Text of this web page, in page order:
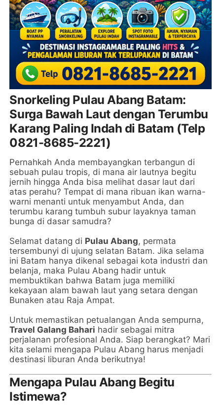
Snorkeling Pulau Abang Batam:
Surga Bawah Laut dengan Terumbu
Karang Paling Indah di Batam (Telp
0821-8685-2221)
Pernahkah Anda membayangkan terbangun di
sebuah pulau tropis, di mana air lautnya begitu
jernih hingga Anda bisa melihat dasar laut dari
atas perahu? Tempat di mana ribuan ikan warna-
warni menanti untuk menyambut Anda, dan
terumbu karang tumbuh subur layaknya taman
bunga di dasar samudra?
Selamat datang di Pulau Abang, permata
tersembunyi di ujung selatan Batam. Jika selama
ini Batam hanya dikenal sebagai kota industri dan
belanja, maka Pulau Abang hadir untuk
membuktikan bahwa Batam juga memiliki
kekayaan alam bawah laut yang setara dengan
Bunaken atau Raja Ampat.
Untuk memastikan petualangan Anda sempurna,
Travel Galang Bahari hadir sebagai mitra
perjalanan profesional Anda. Siap berangkat? Mari
kita selami mengapa Pulau Abang harus menjadi
destinasi liburan Anda berikutnya!
Mengapa Pulau Abang Begitu
Istimewa?